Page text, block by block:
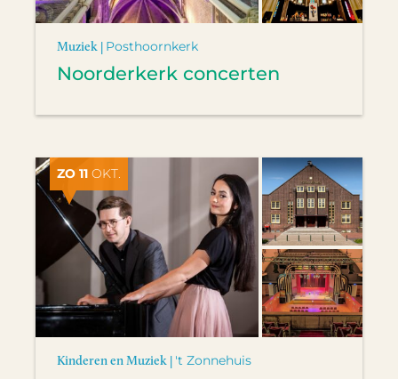
Muziek | Posthoornkerk
Noorderkerk concerten
ZO 11 OKT.
Kinderen en Muziek | 't Zonnehuis